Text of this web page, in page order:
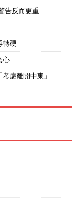
告反而更重
轉硬
心
慮離開中東」